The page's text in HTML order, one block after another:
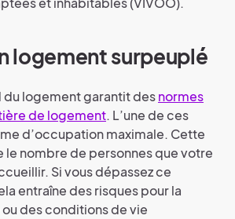
logement surpeuplé
du logement garantit desnormes
de logement. L’une de ces
d’occupation maximale. Cette
le nombre de personnes que votre
Si vous dépassez ce
entraîne des risques pour la
des conditions de vie